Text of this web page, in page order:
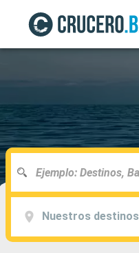
Nuestros destinos